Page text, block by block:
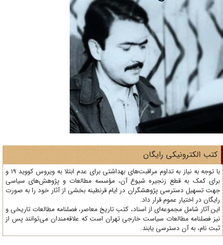
الکترونیکی رایگان
با توجه به نیاز به تداوم مراقبت‌های بهداشتی برای عدم ابتلا به ویروس کووید 19 و
کمک به قطع زنجیره شیوع آن، مؤسسه مطالعات و پژوهش‌های سیاسی
تسهیل دسترسی پژوهشگران در ایام قرنطینه بخشی از آثار خود را به صورت
در اختیار عموم قرار داد.
آثار شامل مجموعه‌ای از اسناد، کتب تاریخ معاصر، فصلنامه‌ مطالعات تاریخی و
فصلنامه مطالعات سیاست خارجی تهران است که علاقه‌مندان می‌توانند پس از
نام، به آن دسترسی یابند.